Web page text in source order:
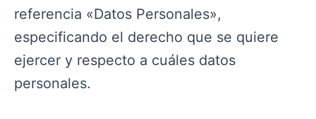
referencia «Datos Personales»,
especificando el derecho que se quiere
ejercer y respecto a cuáles datos
personales.